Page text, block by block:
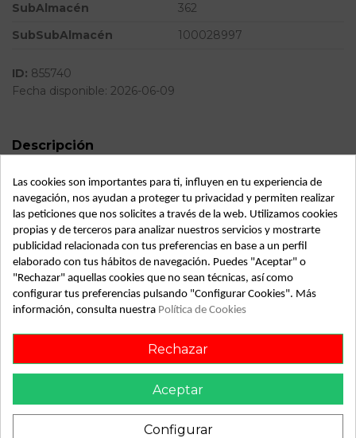
SubAlmacén
362
SubSubAlmacén
100028997
ID: 855740
Fecha disponible: 2026-06-09
Descripción
Recambio de elevalunas delantero izquierdo para renault
megane ii berlina 5p | 0.00 - ... | 0.00 - ... referencia OEM
IAM
Vehículo de origen
Las cookies son importantes para ti, influyen en tu experiencia de
navegación, nos ayudan a proteger tu privacidad y permiten realizar
las peticiones que nos solicites a través de la web. Utilizamos cookies
propias y de terceros para analizar nuestros servicios y mostrarte
publicidad relacionada con tus preferencias en base a un perfil
elaborado con tus hábitos de navegación. Puedes "Aceptar" o
"Rechazar" aquellas cookies que no sean técnicas, así como
configurar tus preferencias pulsando "Configurar Cookies". Más
información, consulta nuestra Política de Cookies
Rechazar
Aceptar
Configurar